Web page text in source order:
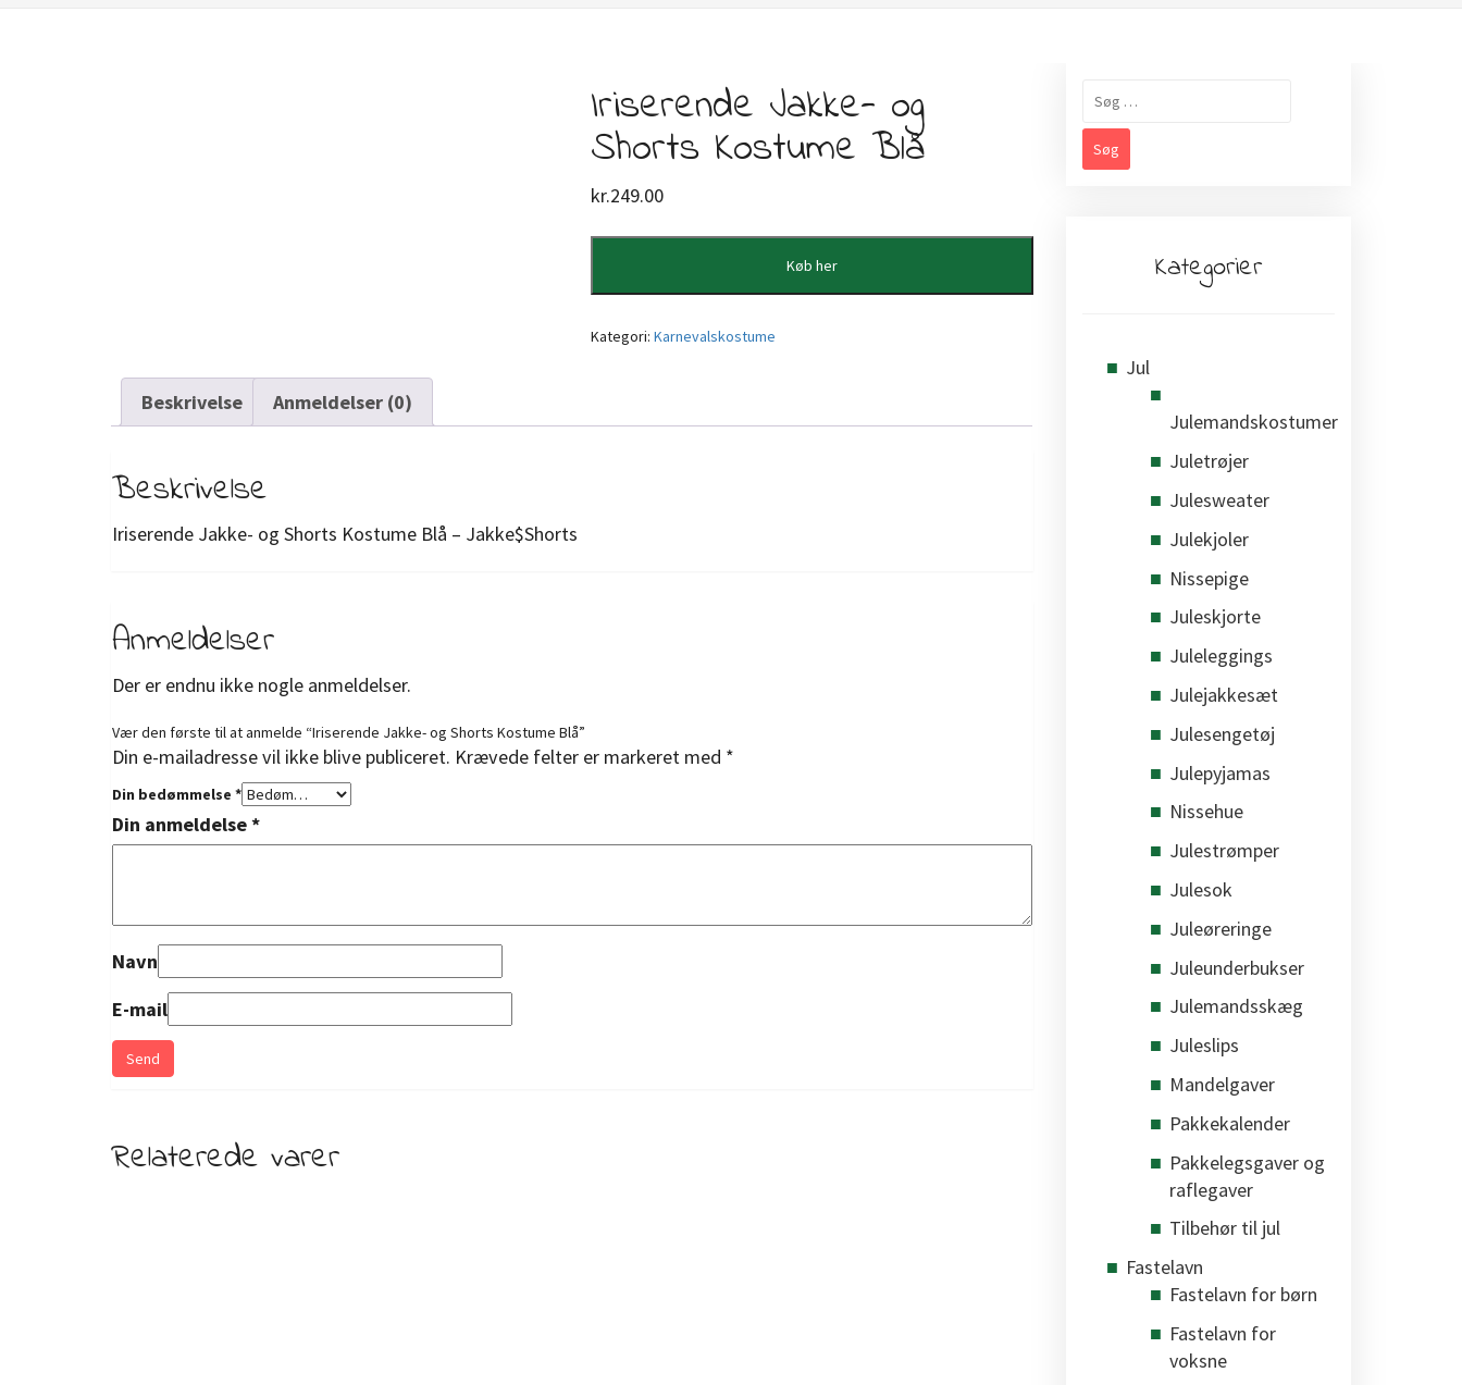
Iriserende Jakke- og
Shorts Kostume Blå
kr.249.00
Køb her
Kategori: Karnevalskostume
Beskrivelse Anmeldelser (0)
Beskrivelse
Iriserende Jakke- og Shorts Kostume Blå – Jakke$Shorts
Anmeldelser
Der er endnu ikke nogle anmeldelser.
Vær den første til at anmelde “Iriserende Jakke- og Shorts Kostume Blå”
Din e-mailadresse vil ikke blive publiceret. Krævede felter er markeret med *
Din bedømmelse *
Din anmeldelse*
Navn
E-mail
Relaterede varer
efter:
Kategorier
Jul
Julemandskostumer
Juletrøjer
Julesweater
Julekjoler
Nissepige
Juleskjorte
Juleleggings
Julejakkesæt
Julesengetøj
Julepyjamas
Nissehue
Julestrømper
Julesok
Juleøreringe
Juleunderbukser
Julemandsskæg
Juleslips
Mandelgaver
Pakkekalender
Pakkelegsgaver og
raflegaver
Tilbehør til jul
Fastelavn
Fastelavn for børn
Fastelavn for
voksne